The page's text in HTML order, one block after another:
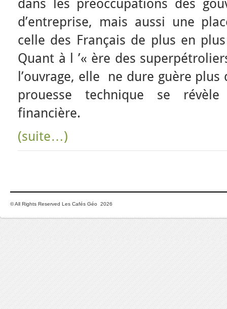
dans les préoccupations des
d’entreprise, mais aussi une
celle des Français de plus en
Quant à l ’« ère des
l’ouvrage, elle ne dure guère
prouesse technique se
financière.
(suite…)
© All Rights Reserved Les Cafés Géo 2026